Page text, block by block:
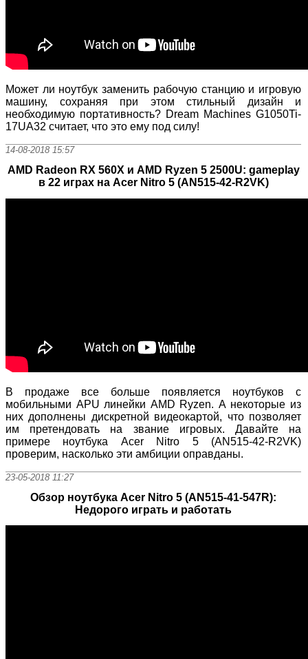
Может ли ноутбук заменить рабочую станцию и игровую
машину, сохраняя при этом стильный дизайн и
необходимую портативность? Dream Machines G1050Ti-
17UA32 считает, что это ему под силу!
14-08-2018 15:57
AMD Radeon RX 560X и AMD Ryzen 5 2500U: gameplay
в 22 играх на Acer Nitro 5 (AN515-42-R2VK)
В продаже все больше появляется ноутбуков с
мобильными APU линейки AMD Ryzen. А некоторые из
них дополнены дискретной видеокартой, что позволяет
им претендовать на звание игровых. Давайте на
примере ноутбука Acer Nitro 5 (AN515-42-R2VK)
проверим, насколько эти амбиции оправданы.
23-05-2018 11:27
Обзор ноутбука Acer Nitro 5 (AN515-41-547R):
Недорого играть и работать